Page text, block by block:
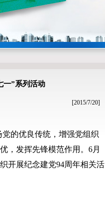
一”系列活动
[2015/7/20]
的优良传统，增强党组织
，发挥先锋模范作用。 6月
开展纪念建党94周年相关活